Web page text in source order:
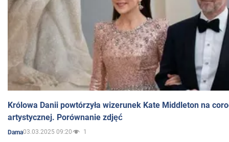
Królowa Danii powtórzyła wizerunek Kate Middleton na
artystycznej. Porównanie zdjęć
Dama03.03.2025 09:20 1